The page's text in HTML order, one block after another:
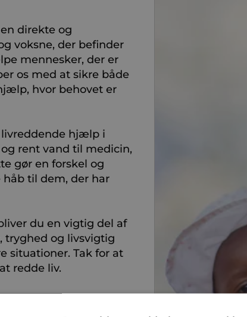
direkte og
voksne, der befinder
mennesker, der er
os med at sikre både
hvor behovet er
hjælp i
rent vand til medicin,
gør en forskel og
til dem, der har
du en vigtig del af
tryghed og livsvigtig
situationer. Tak for at
redde liv.